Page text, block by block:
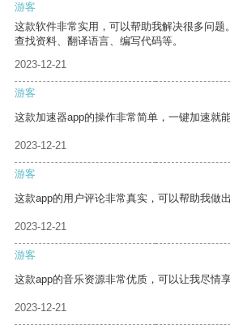
游客
这款软件非常实用，可以帮助我解决很多问题
查找资料、翻译语言、编写代码等。
2023-12-21
游客
这款加速器app的操作非常简单，一键加速就
2023-12-21
游客
这款app的用户评论非常真实，可以帮助我做
2023-12-21
游客
这款app的音乐资源非常优质，可以让我尽情
2023-12-21